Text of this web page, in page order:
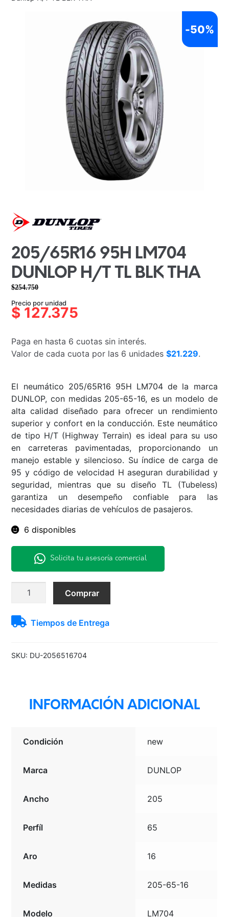
205/65R16 95H LM704
DUNLOP H/T TL BLK THA
$254.750
precio
original
$254.750.
precio
actual
$127.375.
Precio por unidad
$ 127.375
Paga en hasta 6 cuotas sin interés.
Valor de cada cuota por las 6 unidades$21.229.
-50%
El neumático 205/65R16 95H LM704 de la marca
DUNLOP, con medidas 205-65-16, es un modelo de
alta calidad diseñado para ofrecer un rendimiento
superior y confort en la conducción. Este neumático
de tipo H/T (Highway Terrain) es ideal para su uso
en carreteras pavimentadas, proporcionando un
manejo estable y silencioso. Su índice de carga de
95 y código de velocidad H aseguran durabilidad y
seguridad, mientras que su diseño TL (Tubeless)
garantiza un desempeño confiable para las
necesidades diarias de vehículos de pasajeros.
6 disponibles
Solicita tu asesoría comercial
205/65R16
Dunlop
BLK
Comprar
Tiempos de Entrega
SKU: DU-2056516704
INFORMACIÓN ADICIONAL
Condición new
Marca DUNLOP
Ancho 205
Perfíl 65
Aro 16
Medidas 205-65-16
Modelo LM704